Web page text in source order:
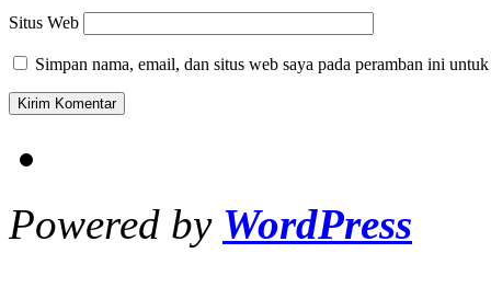
Situs Web
Simpan nama, email, dan situs web saya pada peramban ini
Powered by WordPress